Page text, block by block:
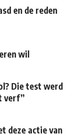
en de reden
wil
Die test werd
verf”
deze actie van